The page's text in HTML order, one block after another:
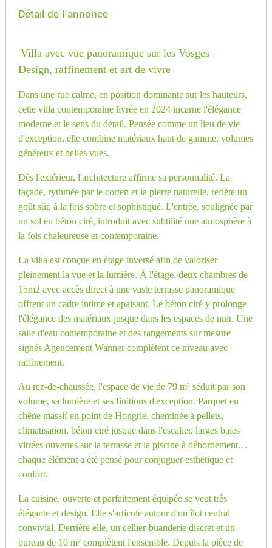
Détail de l'annonce
Villa avec vue panoramique sur les Vosges –
Design, raffinement et art de vivre
Dans une rue calme, en position dominante sur les hauteurs,
cette villa contemporaine livrée en 2024 incarne l'élégance
moderne et le sens du détail. Pensée comme un lieu de vie
d'exception, elle combine matériaux haut de gamme, volumes
généreux et belles vues.
Dès l'extérieur, l'architecture affirme sa personnalité. La
façade, rythmée par le corten et la pierre naturelle, reflète un
goût sûr, à la fois sobre et sophistiqué. L'entrée, soulignée par
un sol en béton ciré, introduit avec subtilité une atmosphère à
la fois chaleureuse et contemporaine.
La villa est conçue en étage inversé afin de valoriser
pleinement la vue et la lumière. À l'étage, deux chambres de
15m2 avec accès direct à une vaste terrasse panoramique
offrent un cadre intime et apaisant. Le béton ciré y prolonge
l'élégance des matériaux jusque dans les espaces de nuit. Une
salle d'eau contemporaine et des rangements sur mesure
signés Agencement Wanner complètent ce niveau avec
raffinement.
Au rez-de-chaussée, l'espace de vie de 79 m² séduit par son
volume, sa lumière et ses finitions d'exception. Parquet en
chêne massif en point de Hongrie, cheminée à pellets,
climatisation, béton ciré jusque dans l'escalier, larges baies
vitrées ouvertes sur la terrasse et la piscine à débordement…
chaque élément a été pensé pour conjuguer esthétique et
confort.
La cuisine, ouverte et parfaitement équipée se veut très
élégante et design. Elle s'articule autour d'un îlot central
convivial. Derrière elle, un cellier-buanderie discret et un
bureau de 10 m² complètent l'ensemble. Depuis la pièce de